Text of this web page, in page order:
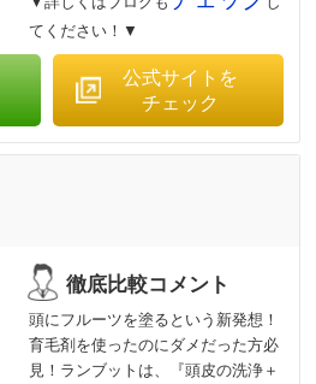
てください！▼
公式サイトを
チェック
頭にフルーツを塗るという新発想！
育毛剤を使ったのにダメだった方必
見！ランブットは、『頭皮の洗浄＋